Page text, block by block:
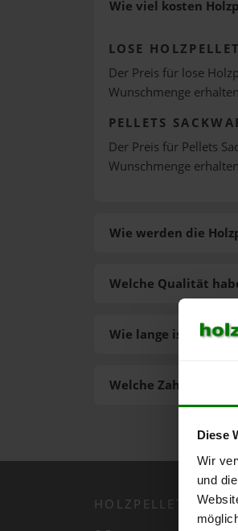
Diese
Wir
und
Wie viel kosten
LOSE
Der Preis für lose
Wunschmenge
PELLETS
Der Preis für Pellets
Wunschmenge
Wie werden die
Welche
Welche Qualität
Wie lange ist die
HOLZPELLETS.NET